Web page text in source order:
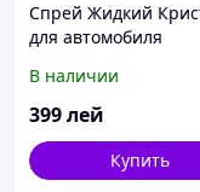
Спрей Жидкий
для автомобиля
В наличии
399лей
Купить